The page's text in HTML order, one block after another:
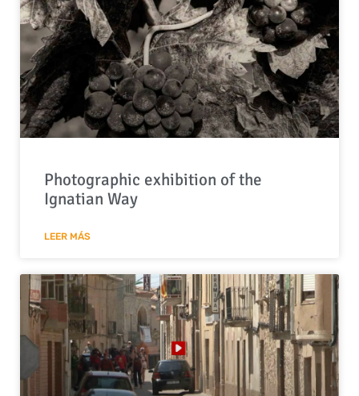
Photographic exhibition of the
Ignatian Way
LEER MÁS